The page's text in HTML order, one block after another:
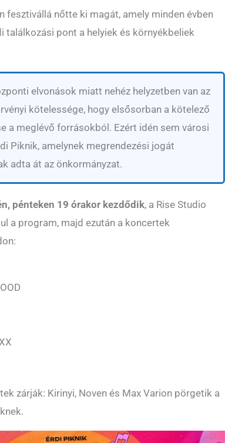
fesztivállá nőtte ki magát, amely minden évben
találkozási pont a helyiek és környékbeliek
elvonások miatt nehéz helyzetben van az
kötelessége, hogy elsősorban a kötelező
a meglévő forrásokból. Ezért idén sem városi
Piknik, amelynek megrendezési jogát
adta át az önkormányzat.
pénteken 19 órakor kezdődik, a Rise Studio
a program, majd ezután a koncertek
zárják: Kirinyi, Noven és Max Varion pörgetik a